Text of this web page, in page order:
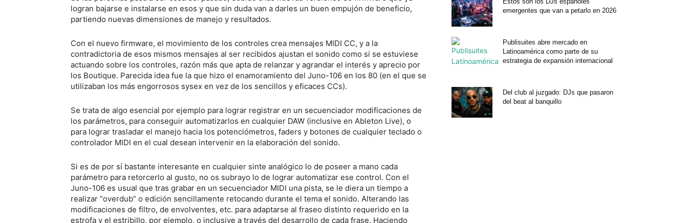
logran bajarse e instalarse en esos y que sin duda van a darles un buen empujón de beneficio,
partiendo nuevas dimensiones de manejo y resultados.
Con el nuevo firmware, el movimiento de los controles crea mensajes MIDI CC, y a la
contradictoria de esos mismos mensajes al ser recibidos ajustan el sonido como si se estuviese
actuando sobre los controles, razón más que apta de relanzar y agrandar el interés y aprecio por
los Boutique. Parecida idea fue la que hizo el enamoramiento del Juno-106 en los 80 (en el que se
utilizaban los más engorrosos sysex en vez de los sencillos y eficaces CCs).
Se trata de algo esencial por ejemplo para lograr registrar en un secuenciador modificaciones de
los parámetros, para conseguir automatizarlos en cualquier DAW (inclusive en Ableton Live), o
para lograr trasladar el manejo hacia los potenciómetros, faders y botones de cualquier teclado o
controlador MIDI en el cual desean intervenir en la elaboración del sonido.
Si es de por sí bastante interesante en cualquier sinte analógico lo de poseer a mano cada
parámetro para retorcerlo al gusto, no os subrayo lo de lograr automatizar ese control. Con el
Juno-106 es usual que tras grabar en un secuenciador MIDI una pista, se le diera un tiempo a
realizar “overdub” o edición sencillamente retocando durante el tema el sonido. Alterando las
modificaciones de filtro, de envolventes, etc. para adaptarse al fraseo distinto requerido en la
estrofa y el estribillo, por ejemplo, o inclusive a través del desarrollo de cada frase. Haciendo
emergentes que van a petarlo en 2026
Publisuites abre mercado en
Latinoamérica como parte de su
estrategia de expansión internacional
Del club al juzgado: DJs que pasaron
del beat al banquillo